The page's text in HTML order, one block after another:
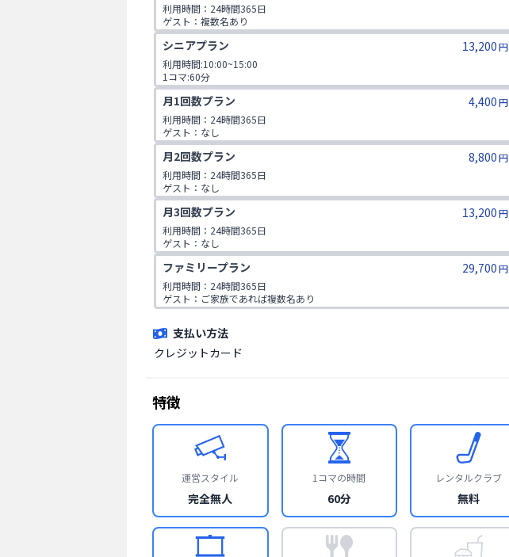
利用時間：24時間365日
ゲスト：複数名あり
1日3コマ予約可
シニアプラン 13,200円
利用時間:10:00~15:00
1コマ:60分
対象年齢:60歳以上
ゲスト:無し
月1回数プラン 4,400円
利用時間：24時間365日
ゲスト：なし
月2回数プラン 8,800円
利用時間：24時間365日
ゲスト：なし
月3回数プラン 13,200円
利用時間：24時間365日
ゲスト：なし
ファミリープラン 29,700円
利用時間：24時間365日
ゲスト：ご家族であれば複数名あり
※ご入会時にご家族名の登録をお願いしております。二親等までのご家族が対象
支払い方法
クレジットカード
特徴
運営スタイル
完全無人
1コマの時間
60分
レンタルクラブ
無料